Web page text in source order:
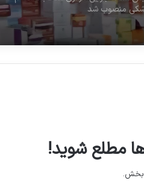
سندیکای تولید کنندگان مواد دارویی
به دلواپسان اختصاص ارز دولتی دارو:
اظهاری و شرح وارداتتان را منتشر
نمود
مرجع سلامت جامعه را زیر ذره‌بین
وزیر بهداشت برای فروش اینترنتی دارو
ها مطلع شوید!
بخش.